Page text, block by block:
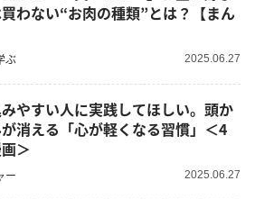
わない“お肉の種類”とは？【まん
ぶ 2025.06.27
やすい人に実践してほしい。頭か
消える「心が軽くなる習慣」＜4
＞
ー 2025.06.27